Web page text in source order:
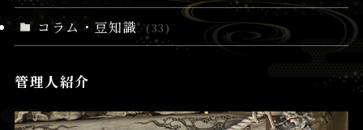
コラム・豆知識 (33)
管理人紹介